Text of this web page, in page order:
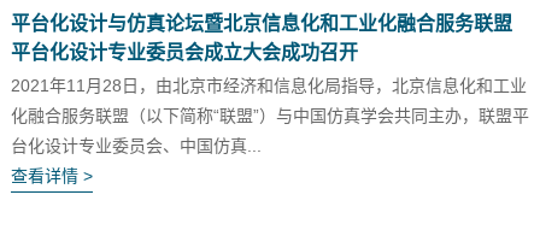
平台化设计与仿真论坛暨北京信息化和工业化融合服务联盟
平台化设计专业委员会成立大会成功召开
2021年11月28日，由北京市经济和信息化局指导，北京信息化和工业
化融合服务联盟（以下简称“联盟”）与中国仿真学会共同主办，联盟平
台化设计专业委员会、中国仿真...
查看详情 >